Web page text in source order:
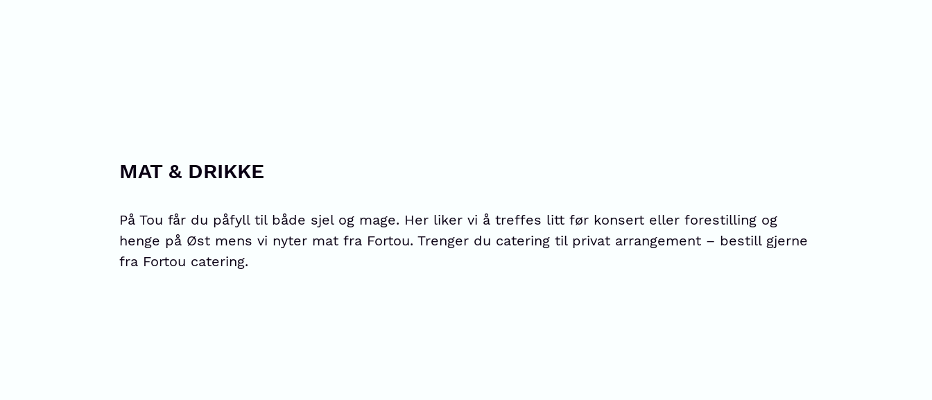
MAT & DRIKKE
På Tou får du påfyll til både sjel og mage. Her liker vi å treffes litt før konsert eller forestilling og
henge på Øst mens vi nyter mat fra Fortou. Trenger du catering til privat arrangement – bestill gjerne
fra Fortou catering.